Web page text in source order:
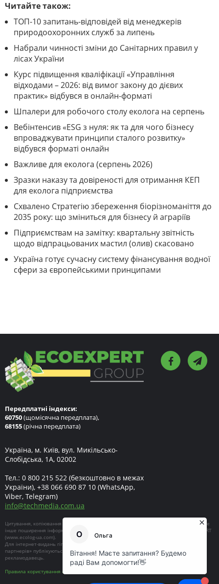
Читайте також:
ТОП-10 запитань-відповідей від менеджерів
природоохоронних служб за липень
Набрали чинності зміни до Санітарних правил у
лісах України
Курс підвищення кваліфікації «Управління
відходами – 2026: від вимог закону до дієвих
практик» відбувся в онлайн-форматі
Шпалери для робочого столу еколога на серпень
Вебінтенсив «ESG з нуля: як та для чого бізнесу
впроваджувати принципи сталого розвитку»
відбувся форматі онлайн
Важливе для еколога (серпень 2026)
Зразки наказу та довіреності для отримання КЕП
для еколога підприємства
Схвалено Стратегію збереження біорізноманіття до
2035 року: що зміниться для бізнесу й аграріїв
Підприємствам на замітку: квартальну звітність
щодо відпрацьованих мастил (олив) скасовано
Україна готує сучасну систему фінансування водної
сфери за європейськими принципами
Передплатні індекси:
60750(щомісячна передплата),
68155(річна передплата)
Україна, м. Київ, вул. Микільсько-
Слобідська, 1А, 02002
Тел.: 0 800 215 522 (безкоштовно в межах
України), +38 066 690 87 10 (WhatsApp,
Viber, Telegram)
info@techmedia.com.ua
Цитування, копіювання окремих частин текстів чи зображень, передрук чи будь-яке
інше поширення інформації ECOEXPERT можливе за умови посилання на ECOEXPERT
(www.ecolog-ua.com).
Для інтернет-видань гіперпосилання є обов'язковим. Матеріали в блоці «Новини
партнерів» публікуються на правах реклами, відповідальність за їхній зміст несе
рекламодавець.
Правила користування сайтом